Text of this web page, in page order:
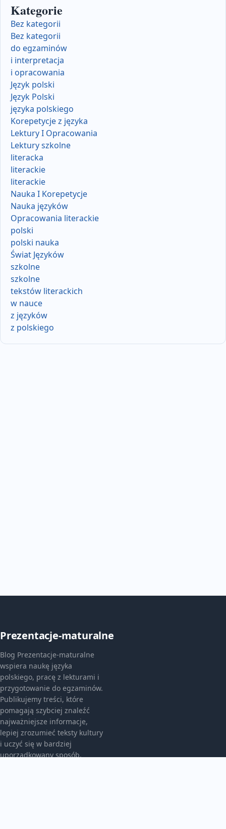
Kategorie
Bez kategorii
Bez kategorii
do egzaminów
i interpretacja
i opracowania
Język polski
Język Polski
języka polskiego
Korepetycje z języka
Lektury I Opracowania
Lektury szkolne
literacka
literackie
literackie
Nauka I Korepetycje
Nauka języków
Opracowania literackie
polski
polski nauka
Świat Języków
szkolne
szkolne
tekstów literackich
w nauce
z języków
z polskiego
Prezentacje-maturalne
Blog Prezentacje-maturalne
wspiera naukę języka
polskiego, pracę z lekturami i
przygotowanie do egzaminów.
Publikujemy treści, które
pomagają szybciej znaleźć
najważniejsze informacje,
lepiej zrozumieć teksty kultury
i uczyć się w bardziej
uporządkowany sposób.